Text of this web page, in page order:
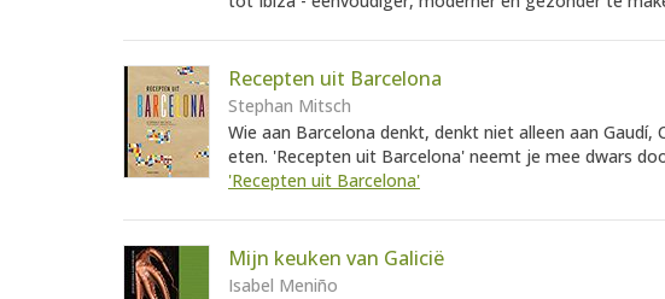
Recepten uit Barcelona
Stephan Mitsch
Wie aan Barcelona denkt, denkt niet alleen aan
eten. 'Recepten uit Barcelona' neemt je mee dwars
'Recepten uit Barcelona'
Mijn keuken van Galicië
Isabel Meniño